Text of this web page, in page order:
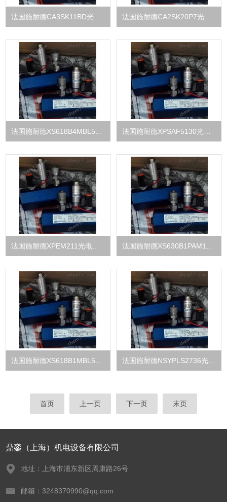
法国施耐德XPEM211光电传感器
首页 上一页 下一页 末页
鼎銮（上海）机电设备有限公司
地址：上海市浦东新区周康路26号
邮箱：3248370990@qq.com